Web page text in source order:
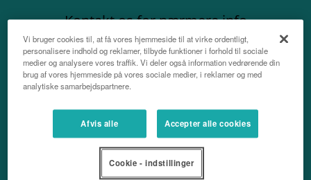
Kontakt os for nærmere info
Vi bruger cookies til, at få vores hjemmeside til at virke ordentligt,
personalisere indhold og reklamer, tilbyde funktioner i forhold til sociale
medier og analysere vores traffik. Vi deler også information vedrørende din
brug af vores hjemmeside på vores sociale medier, i reklamer og med
analytiske samarbejdspartnere.
Afvis alle Accepter alle cookies
Cookie - indstillinger